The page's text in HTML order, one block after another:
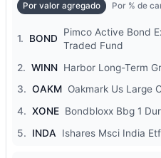
Por valor agregado Por % de
1. BOND
Pimco Active Bond
Traded Fund
2. WINN Harbor Long-Term
3. OAKM Oakmark Us Large
4. XONE Bondbloxx Bbg 1
5.
INDA Ishares Msci India Etf